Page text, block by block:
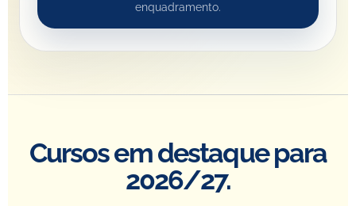
enquadramento.
Cursos em destaque para
2026/27.